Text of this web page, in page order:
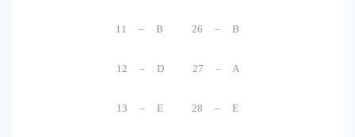
11 – B 26 – B
12 – D 27 – A
13 – E 28 – E